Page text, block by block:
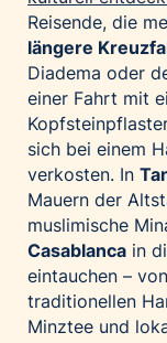
Reisende, die
längere
Diadema oder
einer Fahrt mit
sich bei einem
verkosten. In
Mauern der
muslimische
Casablanca in
eintauchen –
traditionellen
Minztee und